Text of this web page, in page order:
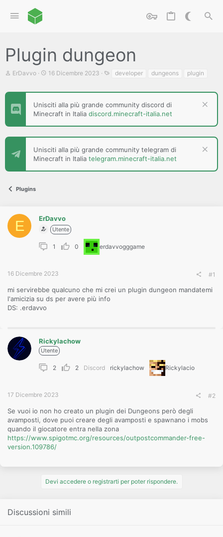
Plugin dungeon
C
t
o
e
D
s
c
e
ErDavvo
D
d
i
n
i
i
o
16 Dicembre 2023 developer dungeons plugin
Unisciti alla più grande community discord di
Minecraft in Italia discord.minecraft-italia.net
Unisciti alla più grande community telegram di
Minecraft in Italia telegram.minecraft-italia.net
Plugins
E ErDavvo
Utente
1 0 erdavvogggame
16 Dicembre 2023 #1
mi servirebbe qualcuno che mi crei un plugin dungeon mandatemi
l'amicizia su ds per avere più info
DS: .erdavvo
Rickylachow
Utente
2 2 Discord rickylachow Rickylacio
17 Dicembre 2023 #2
Se vuoi io non ho creato un plugin dei Dungeons però degli
avamposti, dove puoi creare degli avamposti e spawnano i mobs
quando il giocatore entra nella zona
https://www.spigotmc.org/resources/outpostcommander-free-
version.109786/
Devi accedere o registrarti per poter rispondere.
Discussioni simili